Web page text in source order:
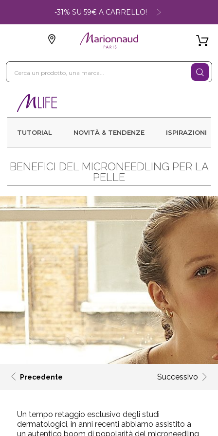
-31% SU 59€ A CARRELLO!
TUTORIAL NOVITÀ & TENDENZE ISPIRAZIONI
BENEFICI DEL MICRONEEDLING PER LA
PELLE
Precedente Successivo
Un tempo retaggio esclusivo degli studi
dermatologici, in anni recenti abbiamo assistito a
un autentico boom di popolarità del microneedling,